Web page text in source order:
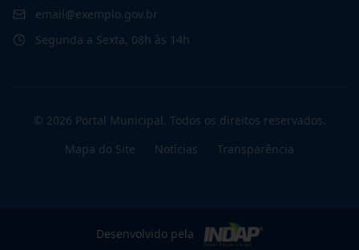
email@exemplo.gov.br
Segunda a Sexta, 08h às 14h
© 2026 Portal Municipal. Todos os direitos reservados.
Mapa do Site
Notícias Transparência
Desenvolvido pela